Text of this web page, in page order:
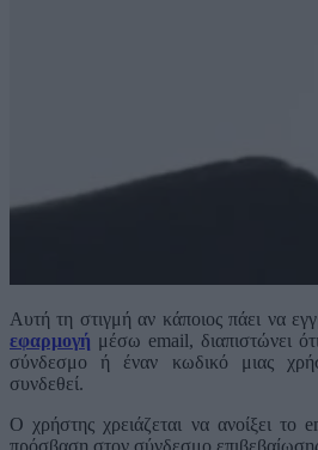
Αυτή τη στιγμή αν κάποιος πάει να
εφαρμογή μέσω email, διαπιστώνει
σύνδεσμο ή έναν κωδικό μιας
συνδεθεί.
Ο χρήστης χρειάζεται να ανοίξει το